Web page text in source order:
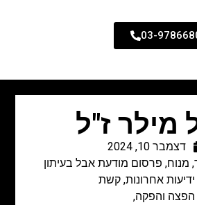
03-
מילר ז"ל
דצמבר 10, 2024
, מנוח, פרסום מודעת אבל בעיתון
ידיעות אחרונות,קשת
הפצה והפקה,